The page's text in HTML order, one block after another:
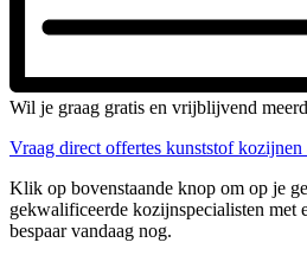
Wil je graag gratis en vrijblijvend
Vraag direct offertes kunststof kozijnen
Klik op bovenstaande knop om op je
gekwalificeerde kozijnspecialisten met
bespaar vandaag nog.